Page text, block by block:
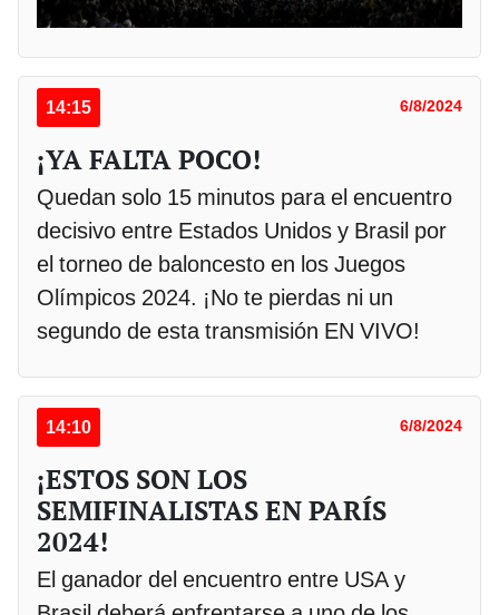
14:15 6/8/2024
¡YA FALTA POCO!
Quedan solo 15 minutos para el encuentro
decisivo entre Estados Unidos y Brasil por
el torneo de baloncesto en los Juegos
Olímpicos 2024. ¡No te pierdas ni un
segundo de esta transmisión EN VIVO!
14:10 6/8/2024
¡ESTOS SON LOS
SEMIFINALISTAS EN PARÍS
2024!
El ganador del encuentro entre USA y